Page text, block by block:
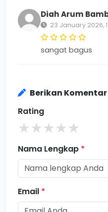
Diah Arum
23 January 2026,
sangat bagus
Berikan Komentar
Rating
★★★★★
Nama Lengkap *
Email *